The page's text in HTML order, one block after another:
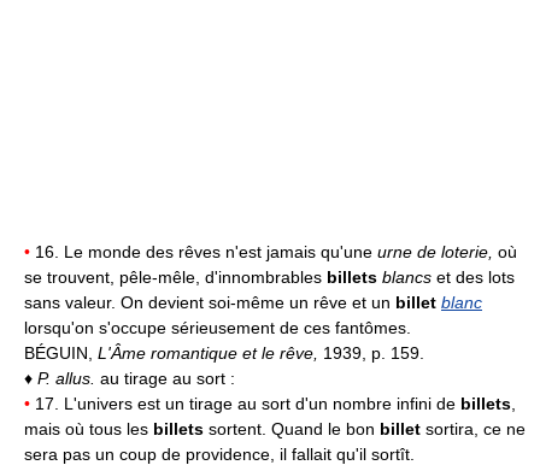
• 16. Le monde des rêves n'est jamais qu'une urne de loterie, où
se trouvent, pêle-mêle, d'innombrables billets blancs et des lots
sans valeur. On devient soi-même un rêve et un billet blanc
lorsqu'on s'occupe sérieusement de ces fantômes.
BÉGUIN, L'Âme romantique et le rêve, 1939, p. 159.
♦ P. allus. au tirage au sort :
• 17. L'univers est un tirage au sort d'un nombre infini de billets
mais où tous les billets sortent. Quand le bon billet sortira, ce ne
sera pas un coup de providence, il fallait qu'il sortît.